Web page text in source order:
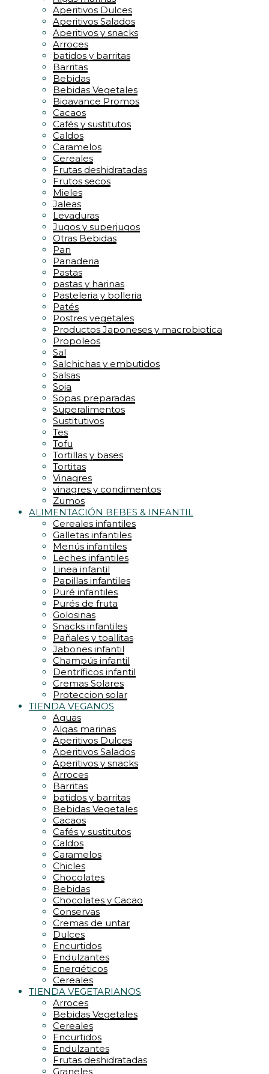
Aperitivos Dulces
Aperitivos Salados
Aperitivos y snacks
Arroces
batidos y barritas
Barritas
Bebidas
Bebidas Vegetales
Bioavance Promos
Cacaos
Cafés y sustitutos
Caldos
Caramelos
Cereales
Frutas deshidratadas
Frutos secos
Mieles
Jaleas
Levaduras
Jugos y superjugos
Otras Bebidas
Pan
Panaderia
Pastas
pastas y harinas
Pasteleria y bolleria
Patés
Postres vegetales
Productos Japoneses y macrobiotica
Propoleos
Sal
Salchichas y embutidos
Salsas
Soja
Sopas preparadas
Superalimentos
Sustitutivos
Tes
Tofu
Tortillas y bases
Tortitas
Vinagres
vinagres y condimentos
Zumos
ALIMENTACIÓN BEBES & INFANTIL
Cereales infantiles
Galletas infantiles
Menús infantiles
Leches infantiles
Linea infantil
Papillas infantiles
Puré infantiles
Purés de fruta
Golosinas
Snacks infantiles
Pañales y toallitas
Jabones infantil
Champús infantil
Dentríficos infantil
Cremas Solares
Proteccion solar
TIENDA VEGANOS
Aguas
Algas marinas
Aperitivos Dulces
Aperitivos Salados
Aperitivos y snacks
Arroces
Barritas
batidos y barritas
Bebidas Vegetales
Cacaos
Cafés y sustitutos
Caldos
Caramelos
Chicles
Chocolates
Bebidas
Chocolates y Cacao
Conservas
Cremas de untar
Dulces
Encurtidos
Endulzantes
Energéticos
Cereales
TIENDA VEGETARIANOS
Arroces
Bebidas Vegetales
Cereales
Encurtidos
Endulzantes
Frutas deshidratadas
Graneles